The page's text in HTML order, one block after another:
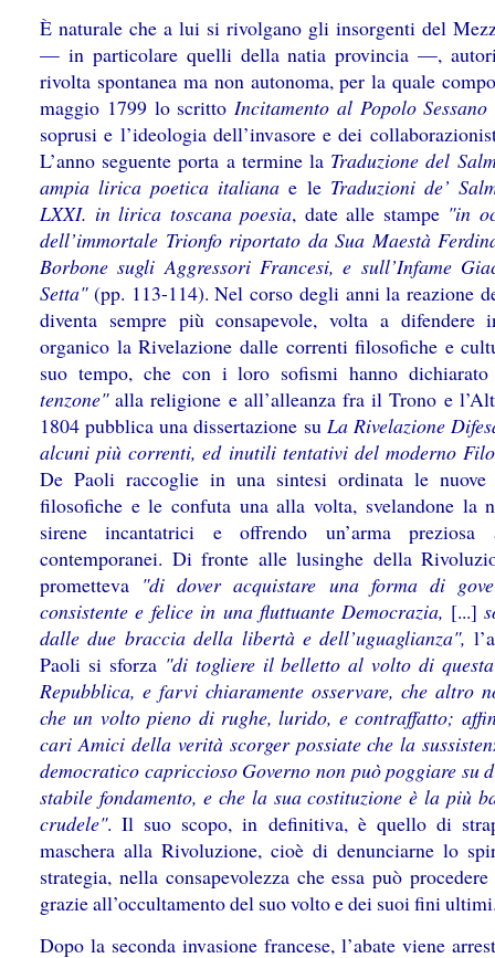
È naturale che a lui si rivolgano gli insorgenti del
— in particolare quelli della natia provincia —,
rivolta spontanea ma non autonoma, per la quale
maggio 1799 lo scrittoIncitamento al Popolo Sessano
soprusi e l’ideologia dell’invasore e dei
L’anno seguente porta a termine la Traduzione del
ampia lirica poetica italiana e le Traduzioni de’
LXXI. in lirica toscana poesia, date alle stampe "in
dell’immortale Trionfo riportato da Sua Maestà
Borbone sugli Aggressori Francesi, e sull’Infame
Setta" (pp. 113-114). Nel corso degli anni la reazione
diventa sempre più consapevole, volta a difendere
organico la Rivelazione dalle correnti filosofiche e
suo tempo, che con i loro sofismi hanno
tenzone"alla religione e all’alleanza fra il Trono e
1804 pubblica una dissertazione su La Rivelazione
alcuni più correnti, ed inutili tentativi del moderno
De Paoli raccoglie in una sintesi ordinata le nuove
filosofiche e le confuta una alla volta, svelandone la
sirene incantatrici e offrendo un’arma
contemporanei. Di fronte alle lusinghe della
prometteva "di dover acquistare una forma di
consistente e felice in una fluttuante Democrazia, [...]
dalle due braccia della libertà e dell’uguaglianza",
Paoli si sforza "di togliere il belletto al volto di
Repubblica, e farvi chiaramente osservare, che altro
che un volto pieno di rughe, lurido, e contraffatto;
cari Amici della verità scorger possiate che la
democratico capriccioso Governo non può poggiare su
stabile fondamento, e che la sua costituzione è la più
crudele". Il suo scopo, in definitiva, è quello di
maschera alla Rivoluzione, cioè di denunciarne lo
strategia, nella consapevolezza che essa può
grazie all’occultamento del suo volto e dei suoi fini
Dopo la seconda invasione francese, l’abate viene